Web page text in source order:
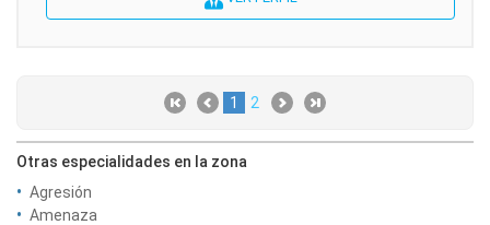
1 2
Otras especialidades en la zona
Agresión
Amenaza